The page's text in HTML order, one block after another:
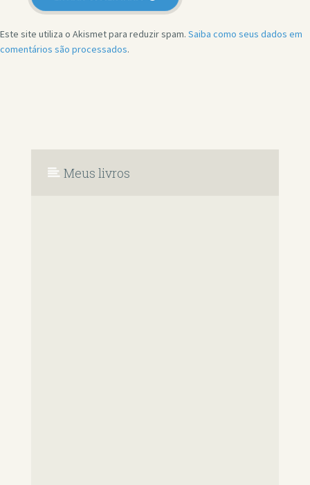
Este site utiliza o Akismet para reduzir spam. Saiba como seus dados em
comentários são processados.
Meus livros